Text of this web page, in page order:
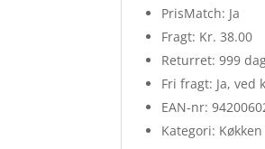
PrisMatch: Ja
Fragt: Kr. 38.00
Returret: 999
Fri fragt: Ja, ved
EAN-nr:
Kategori: